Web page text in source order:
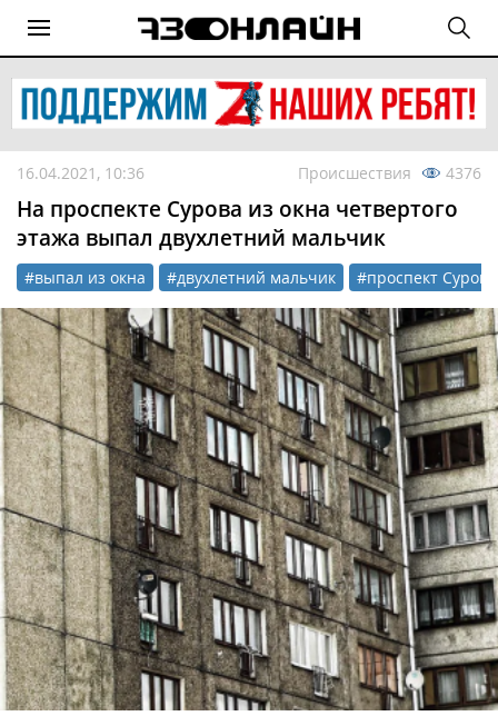
16.04.2021, 10:36 Происшествия 4376
На проспекте Сурова из окна четвертого
этажа выпал двухлетний мальчик
#выпал из окна #двухлетний мальчик #проспект Сурова